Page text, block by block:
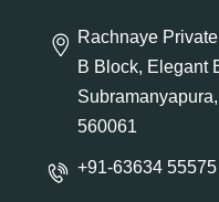
Rachnaye
B Block, Elegant
560061
+91-63634 55575